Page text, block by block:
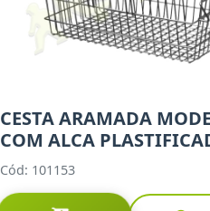
CESTA ARAMADA
COM ALCA
Cód: 101153